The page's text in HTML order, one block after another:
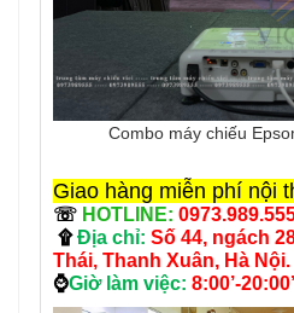
Combo máy chiếu
Giao hàng miễn phí nội
☏ HOTLINE:
۩Địa chỉ: Số 44, ngách
Thái, Thanh Xuân, Hà Nội.
⌚Giờ làm việc: 8:00’-